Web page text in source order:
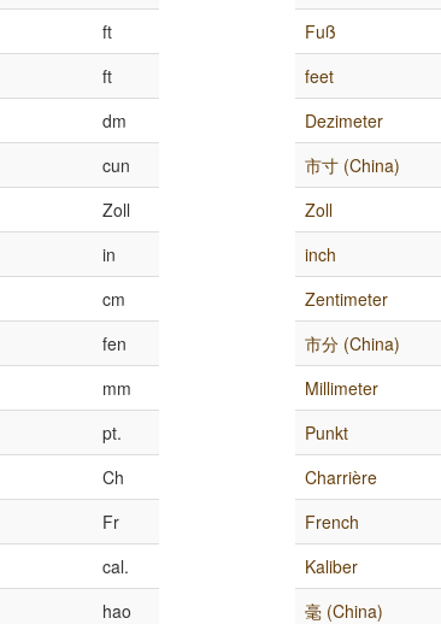
ft
ft
dm
cun
Zoll
in
cm
fen
mm
pt.
Ch
Fr
cal.
hao
Fuß
feet
Dezimeter
市寸 (China)
Zoll
inch
Zentimeter
市分 (China)
Millimeter
Punkt
Charrière
French
Kaliber
毫 (China)